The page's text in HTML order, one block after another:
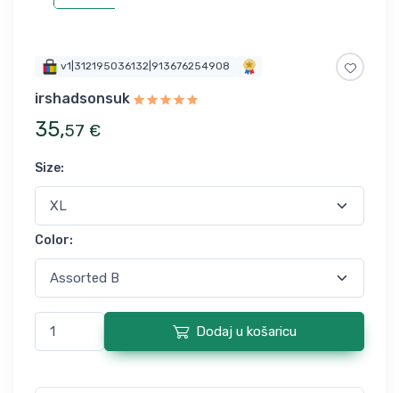
v1|312195036132|913676254908
irshadsonsuk
35,57 €
Size:
Color:
Dodaj u košaricu